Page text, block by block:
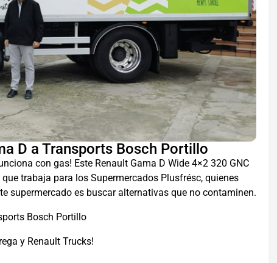
D a Transports Bosch Portillo
con gas! Este Renault Gama D Wide 4×2 320 GNC
trabaja para los Supermercados Plusfrésc, quienes
supermercado es buscar alternativas que no contaminen.
y Renault Trucks!